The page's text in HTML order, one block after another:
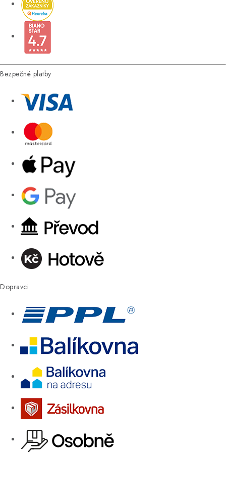
Bezpečné platby
Dopravci